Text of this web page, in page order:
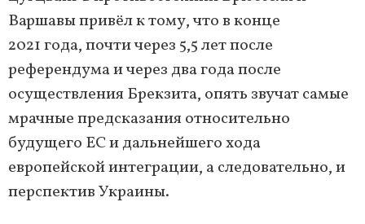
Варшавы привёл к тому, что в конце
2021 года, почти через 5,5 лет после
референдума и через два года после
осуществления Брекзита, опять звучат самые
мрачные предсказания относительно
будущего ЕС и дальнейшего хода
европейской интеграции, а следовательно, и
перспектив Украины.